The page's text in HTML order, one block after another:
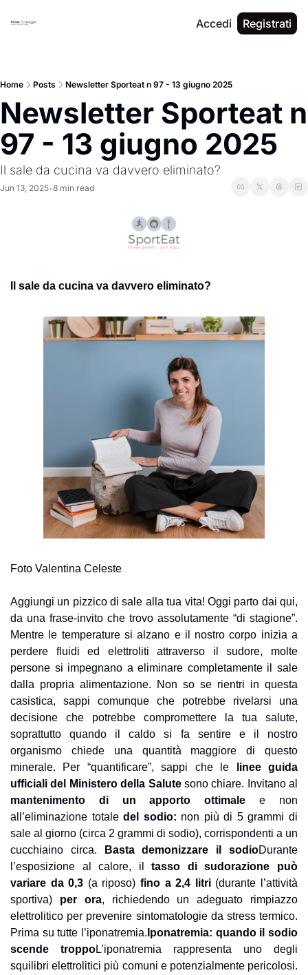
Accedi Registrati
Home Posts Newsletter Sporteat n 97 - 13 giugno 2025
Newsletter Sporteat n
97 - 13 giugno 2025
Il sale da cucina va davvero eliminato?
Jun 13, 2025•8 min read
Il sale da cucina va davvero eliminato?
Foto Valentina Celeste
Aggiungi un pizzico di sale alla tua vita! Oggi parto dai qui,
da una frase-invito che trovo assolutamente “di stagione”.
Mentre le temperature si alzano e il nostro corpo inizia a
perdere fluidi ed elettroliti attraverso il sudore, molte
persone si impegnano a eliminare completamente il sale
dalla propria alimentazione. Non so se rientri in questa
casistica, sappi comunque che potrebbe rivelarsi una
decisione che potrebbe compromettere la tua salute,
soprattutto quando il caldo si fa sentire e il nostro
organismo chiede una quantità maggiore di questo
minerale. Per “quantificare”, sappi che le
linee guida
ufficiali del Ministero della Salute
mantenimento di un apporto ottimale e non
all’eliminazione totale del sodio: non più di 5 grammi di
sale al giorno (circa 2 grammi di sodio), corrispondenti a un
cucchiaino circa.
Basta demonizzare il sodioDurante
l’esposizione al calore, il tasso di sudorazione può
variare da 0,3 (a riposo) fino a 2,4 litri (durante l’attività
sportiva) per ora, richiedendo un adeguato rimpiazzo
elettrolitico per prevenire sintomatologie da stress termico.
Prima su tutte l’iponatremia. Iponatremia: quando il sodio
scende troppoL’iponatremia rappresenta uno degli
squilibri elettrolitici più comuni e potenzialmente pericolosi.